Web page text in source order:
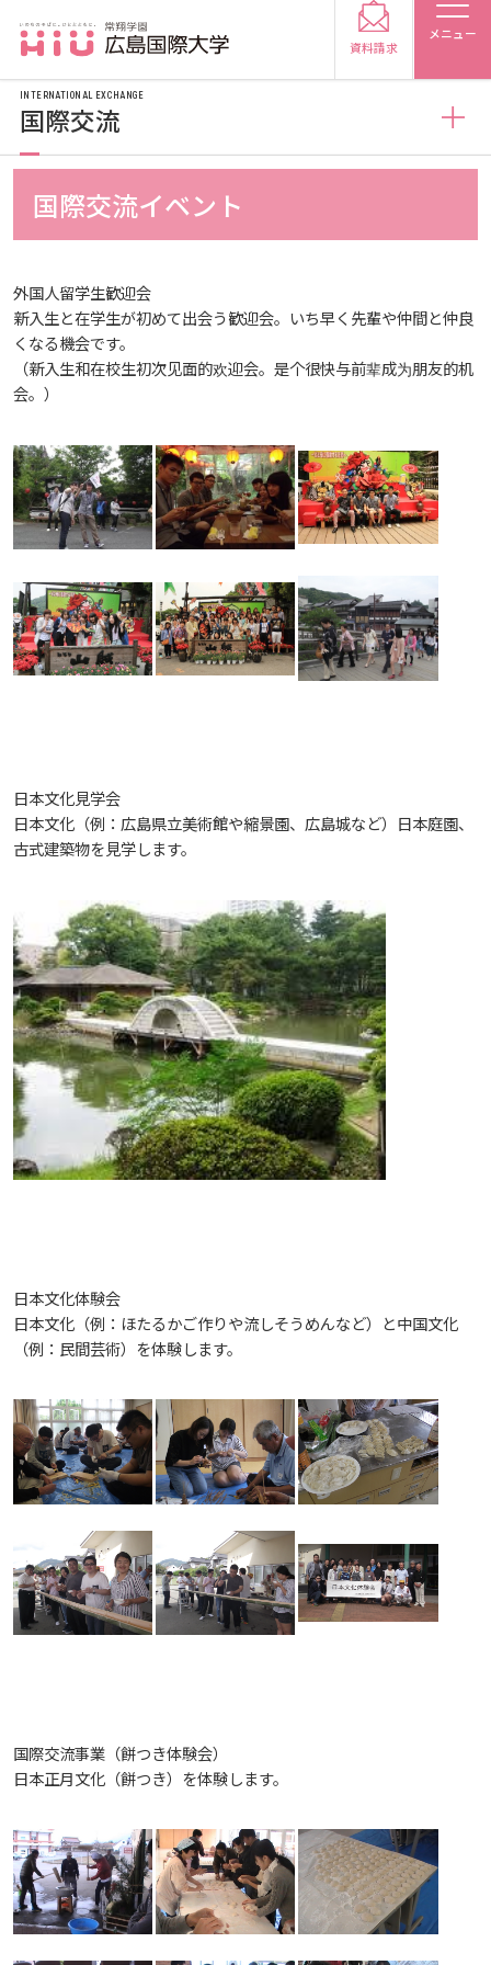
メニュー
受験生の方
受験生の保護者の方
在学生の方
大学紹介
広島国際大学の概要
建学の精神
教育に関する基本方針
アドミッション・ポリシー（2027年度以降入学
生）
アドミッション・ポリシー（2024～2026年度入学
生）
カリキュラム・ポリシー
カリキュラム・ポリシー（2024年度以降入学生）
カリキュラム・ポリシー（2023年度入学生）
カリキュラム・ポリシー（2020～2022年度入学
生）
カリキュラム・ポリシー（2016～2019年度心理・
カリキュラム・ポリシー（2015年度以前入学生）
カリキュラム・ポリシー（大学院対象）
ディプロマ・ポリシー
ディプロマ・ポリシー（2024年度入学生）
ディプロマ・ポリシー（2020～2023年度入学生）
ディプロマ・ポリシー（2015年度以前入学生）
大学院ディプロマ・ポリシー（2024年度入学生）
大学院ディプロマ・ポリシー（2021～2023年度入
学生）
大学院ディプロマ・ポリシー（2020年度以前入学
生）
沿革
学園からのメッセージ
大学章と大学旗
大学歌
学園・姉妹校のご案内
臨床教授制度について
情報の公表
大学基礎データ
学生生活支援について
就職支援について
動物実験に関する情報について
財務・事業計画等について
自己点検・評価
大学機関別認証評価
薬学部薬学科の自己点検・評価について
理学療法士・作業療法士教員資格及び教育内容等の
大学院実践臨床心理学専攻 自己点検・評価報告書
文部科学省への設置認可・届出書類・履行状況報
告書
高等教育の修学支援新制度
ガバナンス・コード
受講生授業アンケート結果
広島国際大学施設等貸与内規
別表第1・第2 様式第1・第2
広島国際大学倫理委員会規定
施設紹介
東広島・呉キャンパス施設 名称・愛称
施設を動画で紹介
キャンパスの歴史を振り返る
心理臨床センター
学生寮・学生研修棟
東広島キャンパス
基盤教育センター
講座のご案内
広国ドリル
入学予定者へのお知らせ
合格者の方へのメッセージ
情報端末の必携化について
感染予防にかかる抗体価検査について
ビジュランクラウド
広国IPEとは
広国IPEの授業について
広国IPE用語集
情報メディアラーニングセンター
情報端末の必携化について
ICTサポート
図書館
図書館概要
利用案内
電子ブック・電子ジャーナルなど
電子ブックをさがす
電子ジャーナルをさがす
情報センター
学内ネットワークの概要
呉キャンパス
学内向け専用ページ
広国ポータルサイト
ラーニング・コモンズ
大学広報
プレスリリース
メディア掲載情報
SNS公式アカウント
ハラスメントについて
SDGsについて
入試情報
入試最新情報
資料請求
窓口での資料受取りについて
関連情報
交通アクセス
学園・姉妹校のご案内
お問い合わせ
学部
健康スポーツ学部
健康科学部
看護学部
薬学部
保健医療学専攻
リハビリテーション学専攻
健康科学研究科
医療福祉学専攻
医療経営学専攻
心理学専攻
看護学研究科
看護学専攻
薬学研究科
助産学専攻科
就職支援
就業力育成プログラム
エクステンション講座
開講講座
受講申込方法
資格取得奨励金制度
就職データ
キャリア支援係利用案内
産官学連携
研究連携相談
研究者要覧
研究者情報（学会賞・研究者インタビュー）
公的研究費の責任体系について
安全保障貿易管理
連携・協定について
地域連携
公開講座
公開講座
公開講座 過去の開講コース
高大連携
子ども向け体験講座
子ども向け体験講座
ボランティア活動
広島国際大学Town＆Gownoffice東広島
健幸ステーション
広国市民大学
広国市民大学とは
広国市民大学（市民カレッジ）学生募集
広国市民大学（地域交流カレッジ）学生募集
しあわせ健康センター
大学見学・体験をご希望の方（一般の団体様）
地域連携に関するご意見募集
国際交流
国際化ビジョン
海外研修情報
海外研修
海外専門研修
外国人留学生
アクセス
Language
資料請求
国際交流イベント
外国人留学生歓迎会
新入生と在学生が初めて出会う歓迎会。いち早く先輩や仲間と仲良
くなる機会です。
（新入生和在校生初次见面的欢迎会。是个很快与前辈成为朋友的机
会。）
日本文化見学会
日本文化（例：広島県立美術館や縮景園、広島城など）日本庭園、
古式建築物を見学します。
日本文化体験会
日本文化（例：ほたるかご作りや流しそうめんなど）と中国文化
（例：民間芸術）を体験します。
国際交流事業（餅つき体験会）
日本正月文化（餅つき）を体験します。
INTERNATIONAL EXCHANGE
国際交流
国際交流
海外研修情報
海外研修
学生短期海外研修
海外専門研修
外国人留学生
国際交流イベント
アジア介護・福祉教育研修センター